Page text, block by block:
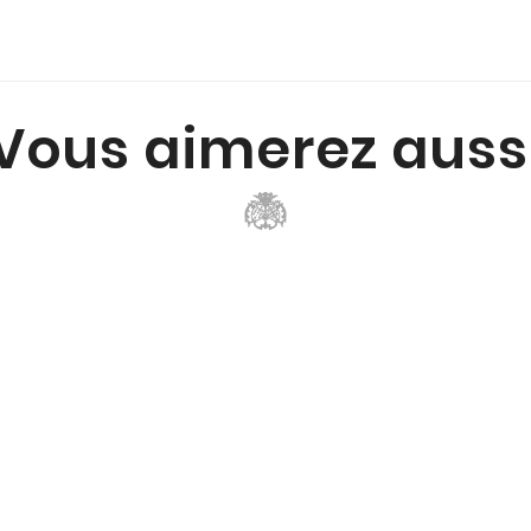
aimerez